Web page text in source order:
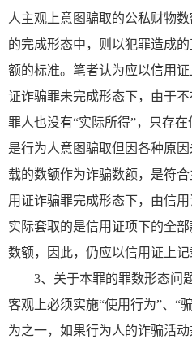
人主观上意图骗取的公私财物
的完成形态中，则以犯罪造成
额的标准。笔者认为应以信用
证诈骗罪未完成形态下，由于
罪人也没有“实际所得”，只存
是行为人意图骗取但因各种原
载的数额作为诈骗数额，是符
用证诈骗罪完成形态下，由信
实际套取的是信用证项下的全
数额，因此，仍应以信用证上记
3、关于本罪的罪数形态问
客观上必须实施“使用行为”、“
为之一，如果行为人的诈骗活